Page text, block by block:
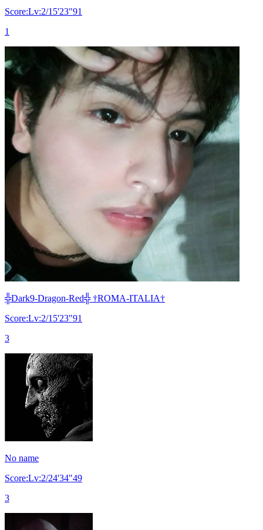
Score:Lv:2/15'23"91
1
╬Dark9-Dragon-Red╬ †ROMA-ITALIA†
Score:Lv:2/15'23"91
3
No name
Score:Lv:2/24'34"49
3